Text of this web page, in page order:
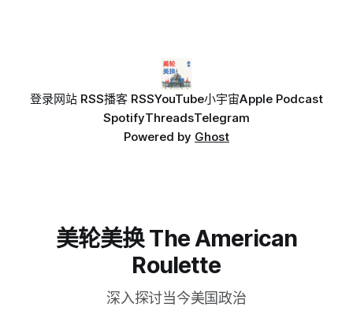
登录网站 RSS播客 RSSYouTube小宇宙Apple Podcast
SpotifyThreadsTelegram
Powered by Ghost
美轮美换 The American
Roulette
深入探讨当今美国政治